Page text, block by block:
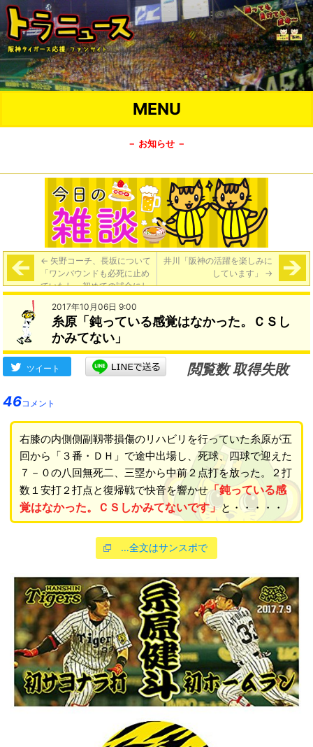
MENU
－ お知らせ －
← 矢野コーチ、長坂について
「ワンバウンドも必死に止め
ていたし、初めての試合にし
てはよかったんじゃないか。
落ち着いていた」
井川「阪神の活躍を楽しみに
しています」 →
2017年10月06日 9:00
糸原「鈍っている感覚はなかった。ＣＳし
かみてない」
ツイート
閲覧数 取得失敗
46コメント
右膝の内側側副靱帯損傷のリハビリを行っていた糸原が五
回から「３番・ＤＨ」で途中出場し、死球、四球で迎えた
７－０の八回無死二、三塁から中前２点打を放った。２打
数１安打２打点と復帰戦で快音を響かせ「鈍っている感
覚はなかった。ＣＳしかみてないです」と・・・・・
…全文はサンスポで